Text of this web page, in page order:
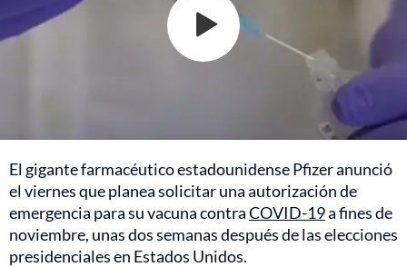
El gigante farmacéutico estadounidense Pfizer anunció
el viernes que planea solicitar una autorización de
emergencia para su vacuna contraCOVID-19a fines de
noviembre, unas dos semanas después de las elecciones
presidenciales en Estados Unidos.